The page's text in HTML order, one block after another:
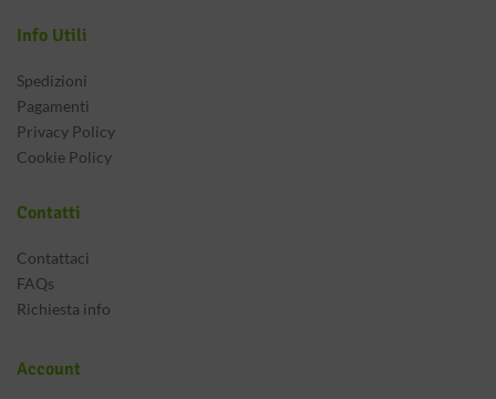
Info Utili
Spedizioni
Pagamenti
Privacy Policy
Cookie Policy
Contatti
Contattaci
FAQs
Richiesta info
Account